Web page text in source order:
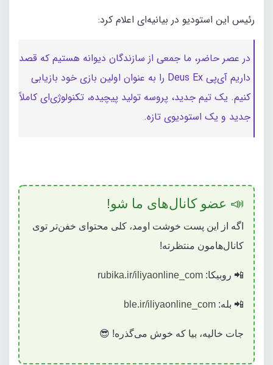
رئیس این استودیو در بیانیه‌ای اعلام کرد:
در عصر حاضر، ما جمعی از سازندگان دیوانه هستیم که قصد
داریم آی‌پی Deus Ex را به عنوان اولین بازی خود بازیابی
کنیم. یک تیم جدید، پروسه‌ تولید پیچیده، تکنولوژی‌ای کاملاً
جدید و یک استودیوی تازه‌.
📣 عضو کانال‌های ما شو!
اگه از این پست خوشت اومد، کلی محتوای خفن‌تر توی
کانال‌هامون منتظرته!
📲 روبیکا: rubika.ir/iliyaonline_com
📲 بله: ble.ir/iliyaonline_com
جات خالیه، بیا که خوش می‌گذره! 😎